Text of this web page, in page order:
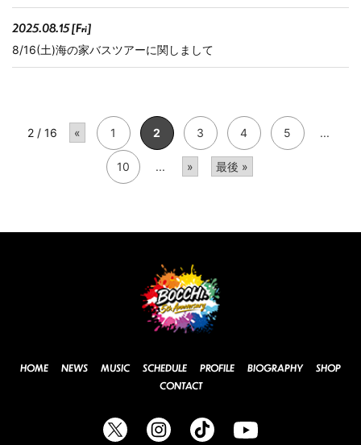
2025.08.15 [Fri]
8/16(土)海の家バスツアーに関しまして
2 / 16 « 1 2 3 4 5 ...
10 ... » 最後 »
HOME NEWS MUSIC SCHEDULE PROFILE BIOGRAPHY
SHOP
CONTACT